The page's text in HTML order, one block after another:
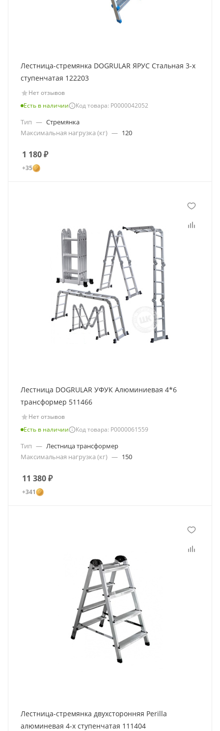
Лестница-стремянка DOGRULAR ЯРУС Стальная 3-х
ступенчатая 122203
Нет отзывов
Есть в наличии
Код товара: Р0000042052
Тип — Стремянка
Максимальная нагрузка (кг) — 120
1 180₽
+35
Лестница DOGRULAR УФУК Алюминиевая 4*6
трансформер 511466
Нет отзывов
Есть в наличии
Код товара: Р0000061559
Тип — Лестница трансформер
Максимальная нагрузка (кг) — 150
11 380₽
+341
Лестница-стремянка двухсторонняя Perilla
алюминевая 4-х ступенчатая 111404